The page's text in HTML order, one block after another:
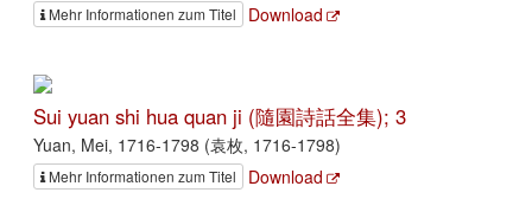
Mehr Informationen zum Titel Download
Sui yuan shi hua quan ji (隨園詩話全集); 3
Yuan, Mei, 1716-1798 (袁枚, 1716-1798)
Mehr Informationen zum Titel Download